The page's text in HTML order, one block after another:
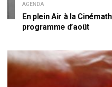
AGENDA
En plein Air à la
programme d’août